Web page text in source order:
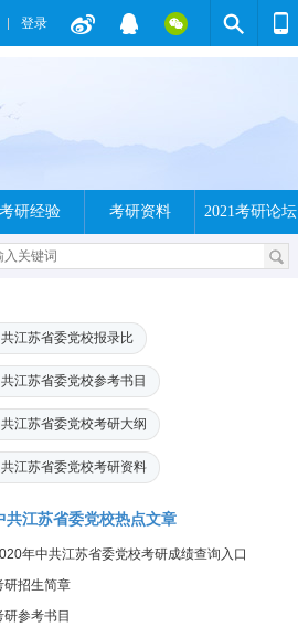
登录
考研经验 考研资料 2021考研论坛
江苏省委党校报录比
江苏省委党校参考书目
江苏省委党校考研大纲
江苏省委党校考研资料
共江苏省委党校热点文章
年中共江苏省委党校考研成绩查询入口
研招生简章
研参考书目